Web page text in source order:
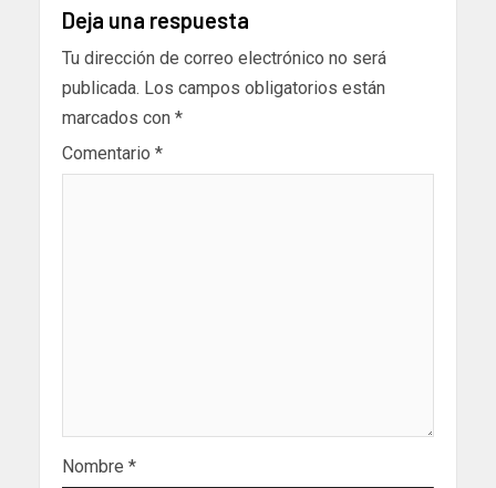
Deja una respuesta
Tu dirección de correo electrónico no será
publicada. Los campos obligatorios están
marcados con *
Comentario *
Nombre *